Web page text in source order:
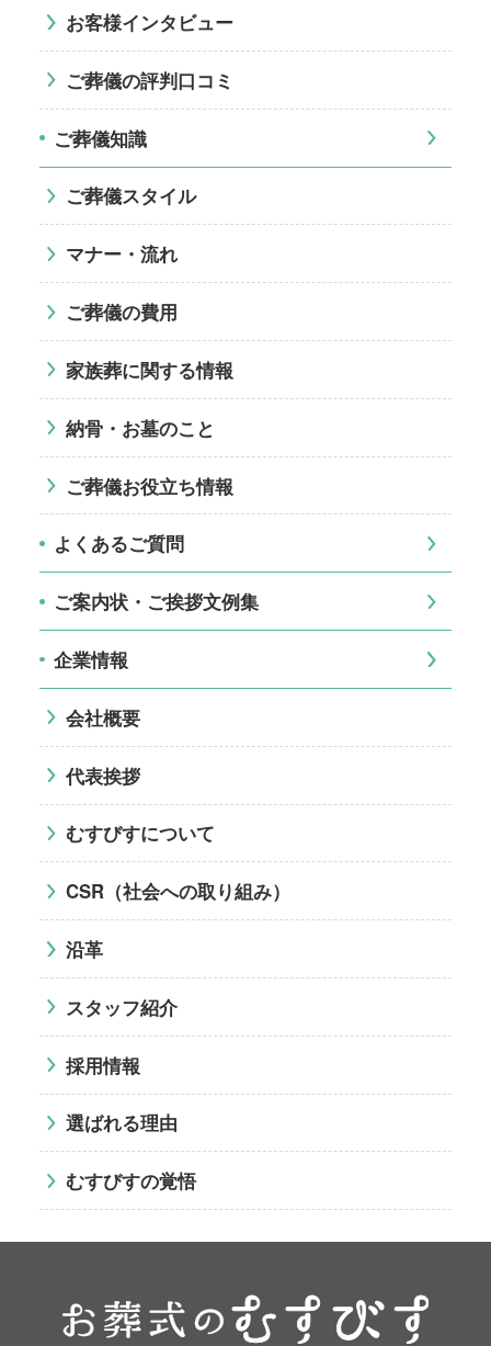
お客様インタビュー
ご葬儀の評判口コミ
ご葬儀知識
ご葬儀スタイル
マナー・流れ
ご葬儀の費用
家族葬に関する情報
納骨・お墓のこと
ご葬儀お役立ち情報
よくあるご質問
ご案内状・ご挨拶文例集
企業情報
会社概要
代表挨拶
むすびすについて
CSR（社会への取り組み）
沿革
スタッフ紹介
採用情報
選ばれる理由
むすびすの覚悟